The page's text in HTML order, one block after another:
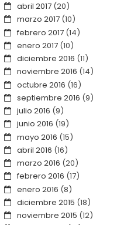
abril 2017(20)
marzo 2017(10)
febrero 2017(14)
enero 2017(10)
diciembre 2016 (11)
noviembre 2016 (14)
octubre 2016 (16)
septiembre 2016 (9)
julio 2016 (9)
junio 2016 (19)
mayo 2016 (15)
abril 2016 (16)
marzo 2016 (20)
febrero 2016 (17)
enero 2016 (8)
diciembre 2015 (18)
noviembre 2015 (12)